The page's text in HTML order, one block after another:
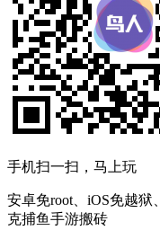
手机扫一扫，马上玩
安卓免root、iOS免越
克捕鱼手游搬砖